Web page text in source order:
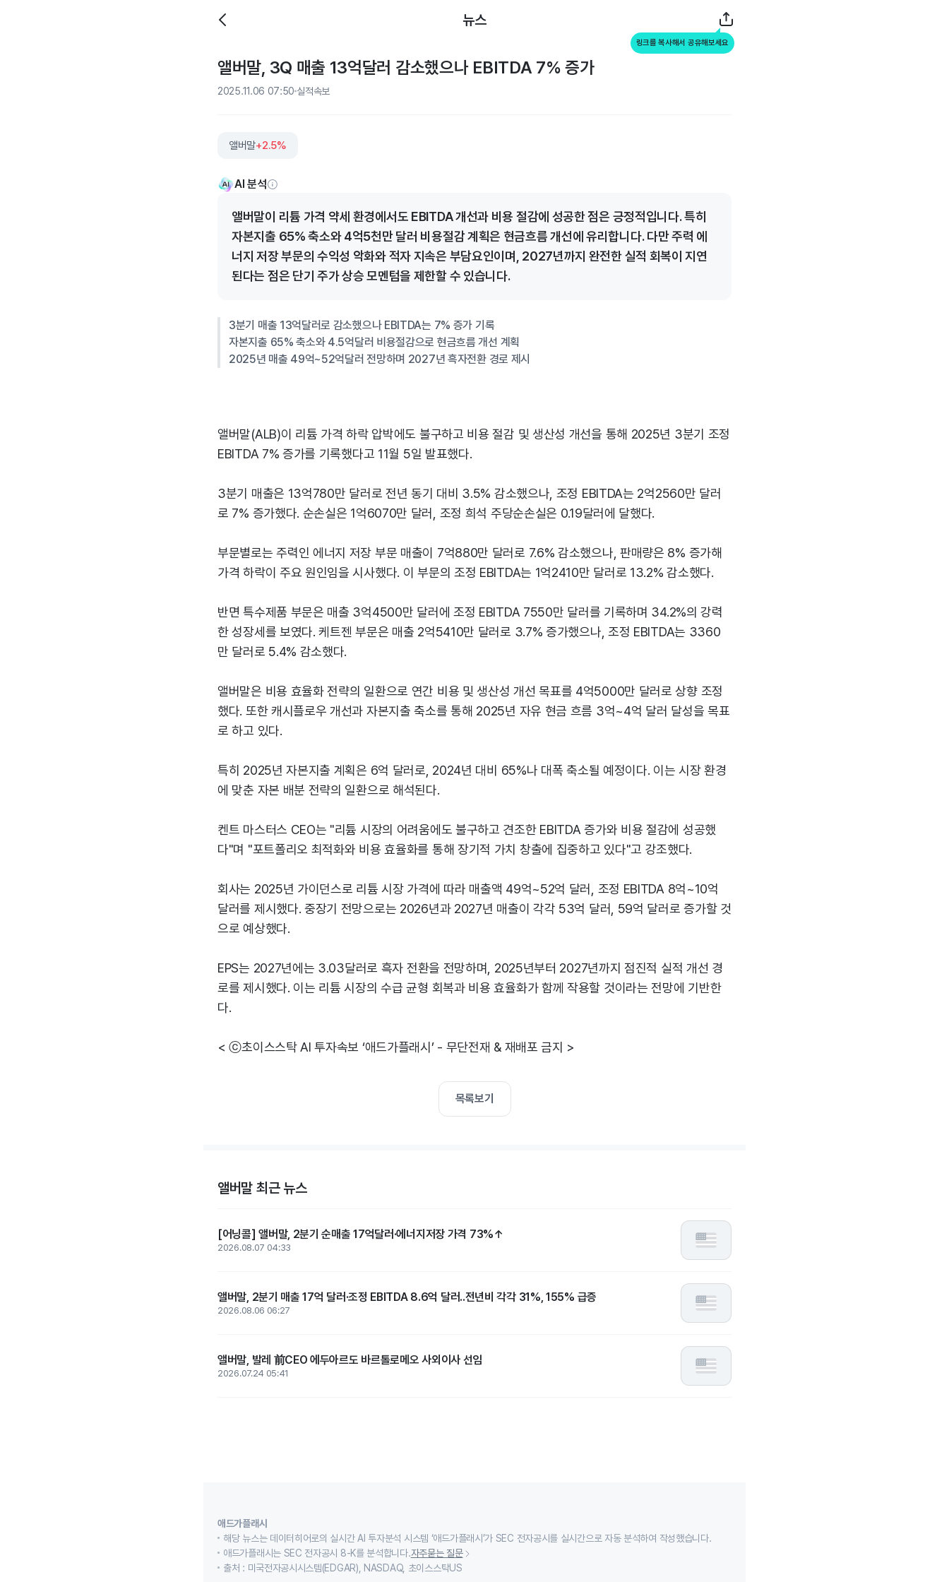
뉴스
링크를 복사해서 공유해보세요
앨버말, 3Q 매출 13억달러 감소했으나 EBITDA 7% 증가
2025.11.06 07:50 실적속보
앨버말+2.5%
AI 분석
앨버말이 리튬 가격 약세 환경에서도 EBITDA 개선과 비용 절감에 성공한 점은 긍정적입니다. 특히
자본지출 65% 축소와 4억5천만 달러 비용절감 계획은 현금흐름 개선에 유리합니다. 다만 주력 에
너지 저장 부문의 수익성 악화와 적자 지속은 부담요인이며, 2027년까지 완전한 실적 회복이 지연
된다는 점은 단기 주가 상승 모멘텀을 제한할 수 있습니다.
3분기 매출 13억달러로 감소했으나 EBITDA는 7% 증가 기록
자본지출 65% 축소와 4.5억달러 비용절감으로 현금흐름 개선 계획
2025년 매출 49억~52억달러 전망하며 2027년 흑자전환 경로 제시
앨버말(ALB)이 리튬 가격 하락 압박에도 불구하고 비용 절감 및 생산성 개선을 통해 2025년 3분기 조정
EBITDA 7% 증가를 기록했다고 11월 5일 발표했다.
3분기 매출은 13억780만 달러로 전년 동기 대비 3.5% 감소했으나, 조정 EBITDA는 2억2560만 달러
로 7% 증가했다. 순손실은 1억6070만 달러, 조정 희석 주당순손실은 0.19달러에 달했다.
부문별로는 주력인 에너지 저장 부문 매출이 7억880만 달러로 7.6% 감소했으나, 판매량은 8% 증가해
가격 하락이 주요 원인임을 시사했다. 이 부문의 조정 EBITDA는 1억2410만 달러로 13.2% 감소했다.
반면 특수제품 부문은 매출 3억4500만 달러에 조정 EBITDA 7550만 달러를 기록하며 34.2%의 강력
한 성장세를 보였다. 케트젠 부문은 매출 2억5410만 달러로 3.7% 증가했으나, 조정 EBITDA는 3360
만 달러로 5.4% 감소했다.
앨버말은 비용 효율화 전략의 일환으로 연간 비용 및 생산성 개선 목표를 4억5000만 달러로 상향 조정
했다. 또한 캐시플로우 개선과 자본지출 축소를 통해 2025년 자유 현금 흐름 3억~4억 달러 달성을 목표
로 하고 있다.
특히 2025년 자본지출 계획은 6억 달러로, 2024년 대비 65%나 대폭 축소될 예정이다. 이는 시장 환경
에 맞춘 자본 배분 전략의 일환으로 해석된다.
켄트 마스터스 CEO는 "리튬 시장의 어려움에도 불구하고 견조한 EBITDA 증가와 비용 절감에 성공했
다"며 "포트폴리오 최적화와 비용 효율화를 통해 장기적 가치 창출에 집중하고 있다"고 강조했다.
회사는 2025년 가이던스로 리튬 시장 가격에 따라 매출액 49억~52억 달러, 조정 EBITDA 8억~10억
달러를 제시했다. 중장기 전망으로는 2026년과 2027년 매출이 각각 53억 달러, 59억 달러로 증가할 것
으로 예상했다.
EPS는 2027년에는 3.03달러로 흑자 전환을 전망하며, 2025년부터 2027년까지 점진적 실적 개선 경
로를 제시했다. 이는 리튬 시장의 수급 균형 회복과 비용 효율화가 함께 작용할 것이라는 전망에 기반한
다.
< ⓒ초이스스탁 AI 투자속보 ‘애드가플래시’ - 무단전재 & 재배포 금지 >
목록보기
앨버말 최근 뉴스
[어닝콜] 앨버말, 2분기 순매출 17억달러·에너지저장 가격 73%↑
2026.08.07 04:33
앨버말, 2분기 매출 17억 달러·조정 EBITDA 8.6억 달러..전년비 각각 31%, 155% 급증
2026.08.06 06:27
앨버말, 발레 前CEO 에두아르도 바르톨로메오 사외이사 선임
2026.07.24 05:41
애드가플래시
해당 뉴스는 데이터히어로의 실시간 AI 투자분석 시스템 ‘애드가플래시’가 SEC 전자공시를 실시간으로 자동 분석하여 작성했습니다.
애드가플래시는 SEC 전자공시 8-K를 분석합니다.자주묻는 질문
출처 : 미국전자공시시스템(EDGAR), NASDAQ, 초이스스탁US